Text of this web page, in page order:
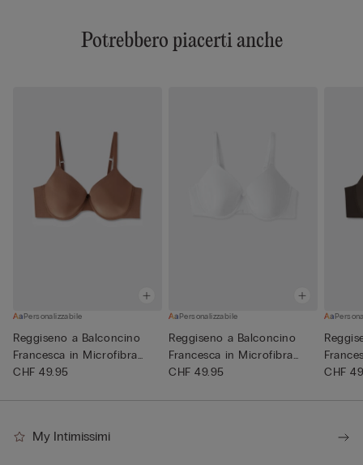
Potrebbero piacerti anche
Personalizzabile
Reggiseno a Balconcino
Francesca in Microfibra
Ult...
CHF 49.95
Personalizzabile
Reggiseno a Balconcino
Francesca in Microfibra
Ult...
CHF 49.95
Ult...
CHF
My Intimissimi